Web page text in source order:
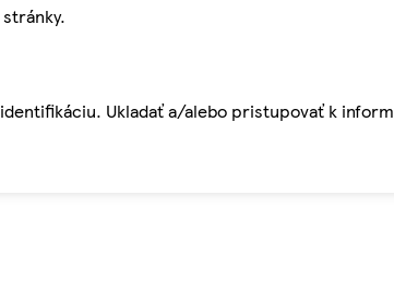
Ukladať a/alebo pristupovať k